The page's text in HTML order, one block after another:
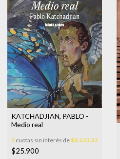
KATCHADJIAN, PABLO -
Medio real
3 cuotas sin interés de$8.633,33
$25.900